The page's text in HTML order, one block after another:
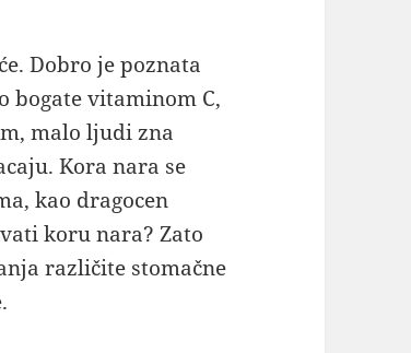
Dobro je poznata
bogate vitaminom C,
malo ljudi zna
Kora nara se
kao dragocen
koru nara? Zato
različite stomačne